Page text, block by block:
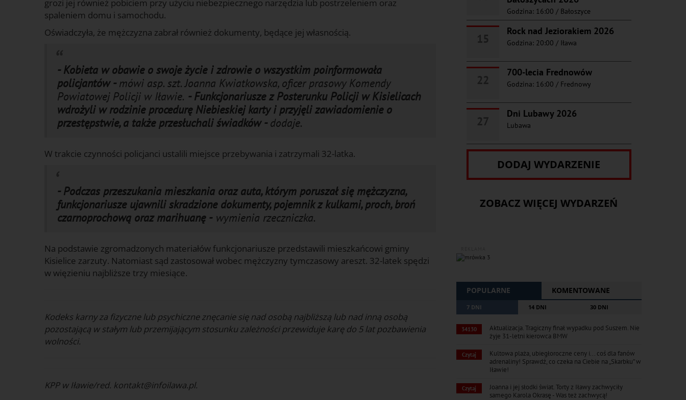
grozi jej również pobiciem przy użyciu niebezpiecznego narzędzia lub postrzeleniem oraz
spaleniem domu i samochodu.
Oświadczyła, że mężczyzna zabrał również dokumenty, będące jej własnością.
- Kobieta w obawie o swoje życie i zdrowie o wszystkim poinformowała
policjantów -mówi asp. szt. Joanna Kwiatkowska, oficer prasowy Komendy
Powiatowej Policji w Iławie. - Funkcjonariusze z Posterunku Policji w Kisielicach
wdrożyli w rodzinie procedurę Niebieskiej karty i przyjęli zawiadomienie o
przestępstwie, a także przesłuchali świadków -dodaje.
W trakcie czynności policjanci ustalili miejsce przebywania i zatrzymali 32-latka.
- Podczas przeszukania mieszkania oraz auta, którym poruszał się mężczyzna,
funkcjonariusze ujawnili skradzione dokumenty, pojemnik z kulkami, proch, broń
czarnoprochową oraz marihuanę - wymienia rzeczniczka.
Na podstawie zgromadzonych materiałów funkcjonariusze przedstawili mieszkańcowi gminy
Kisielice zarzuty. Natomiast sąd zastosował wobec mężczyzny tymczasowy areszt. 32-latek spędzi
w więzieniu najbliższe trzy miesiące.
Kodeks karny za fizyczne lub psychiczne znęcanie się nad osobą najbliższą lub nad inną osobą
pozostającą w stałym lub przemijającym stosunku zależności przewiduje karę do 5 lat pozbawienia
wolności.
KPP w Iławie/red. kontakt@infoilawa.pl.
Godzina: 16:00 / Bałoszyce
Rock nad Jeziorakiem 2026
Godzina: 20:00 / Iława
700-lecia Frednowów
Godzina: 16:00 / Frednowy
Dni Lubawy 2026
Lubawa
DODAJ WYDARZENIE
ZOBACZ WIĘCEJ WYDARZEŃ
POPULARNE KOMENTOWANE
7 DNI 14 DNI 30 DNI
34130
Aktualizacja. Tragiczny finał wypadku pod Suszem. Nie
żyje 31-letni kierowca BMW
Czytaj
Kultowa plaża, ubiegłoroczne ceny i... coś dla fanów
adrenaliny! Sprawdź, co czeka na Ciebie na „Skarbku” w
Iławie!
Czytaj
Joanna i jej słodki świat. Torty z Iławy zachwyciły
samego Karola Okrasę - Was też zachwycą!